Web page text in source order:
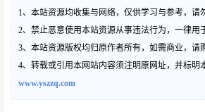
1、本站资源均收集与网络，仅供学习与参考，请
2、禁止恶意使用本站资源从事违法行为，一律用
3、本站资源版权均归原作者所有，如需商业，请
4、转载或引用本网站内容须注明原网址，并标明
www.yszzq.com